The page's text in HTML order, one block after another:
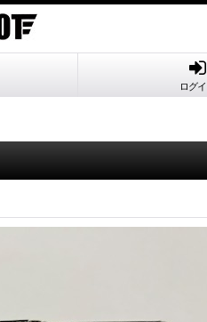
ログ